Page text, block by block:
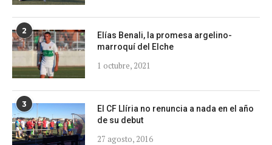
2
Elías Benali, la promesa argelino-
marroquí del Elche
1 octubre, 2021
3
El CF Llíria no renuncia a nada en el año
de su debut
27 agosto, 2016